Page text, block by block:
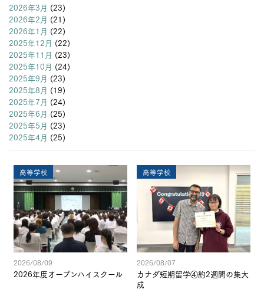
2026年3月 (23)
2026年2月 (21)
2026年1月 (22)
2025年12月 (22)
2025年11月 (23)
2025年10月 (24)
2025年9月 (23)
2025年8月 (19)
2025年7月 (24)
2025年6月 (25)
2025年5月 (23)
2025年4月 (25)
高等学校
2026/08/09
2026年度オープンハイスクール
高等学校
2026/08/07
カナダ短期留学④約2週間の集大
成